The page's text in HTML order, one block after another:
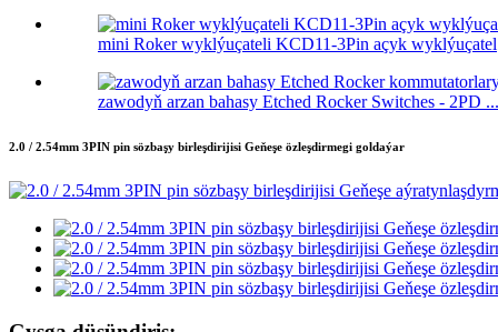
mini Roker wyklýuçateli KCD11-3Pin açyk wyklýuçatel
zawodyň arzan bahasy Etched Rocker Switches - 2PD ...
2.0 / 2.54mm 3PIN pin sözbaşy birleşdirijisi Geňeşe özleşdirmegi goldaýar